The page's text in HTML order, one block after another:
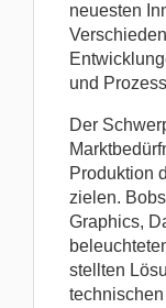
neuesten
und
Der
Produktion
zielen.
Graphics,
stellten